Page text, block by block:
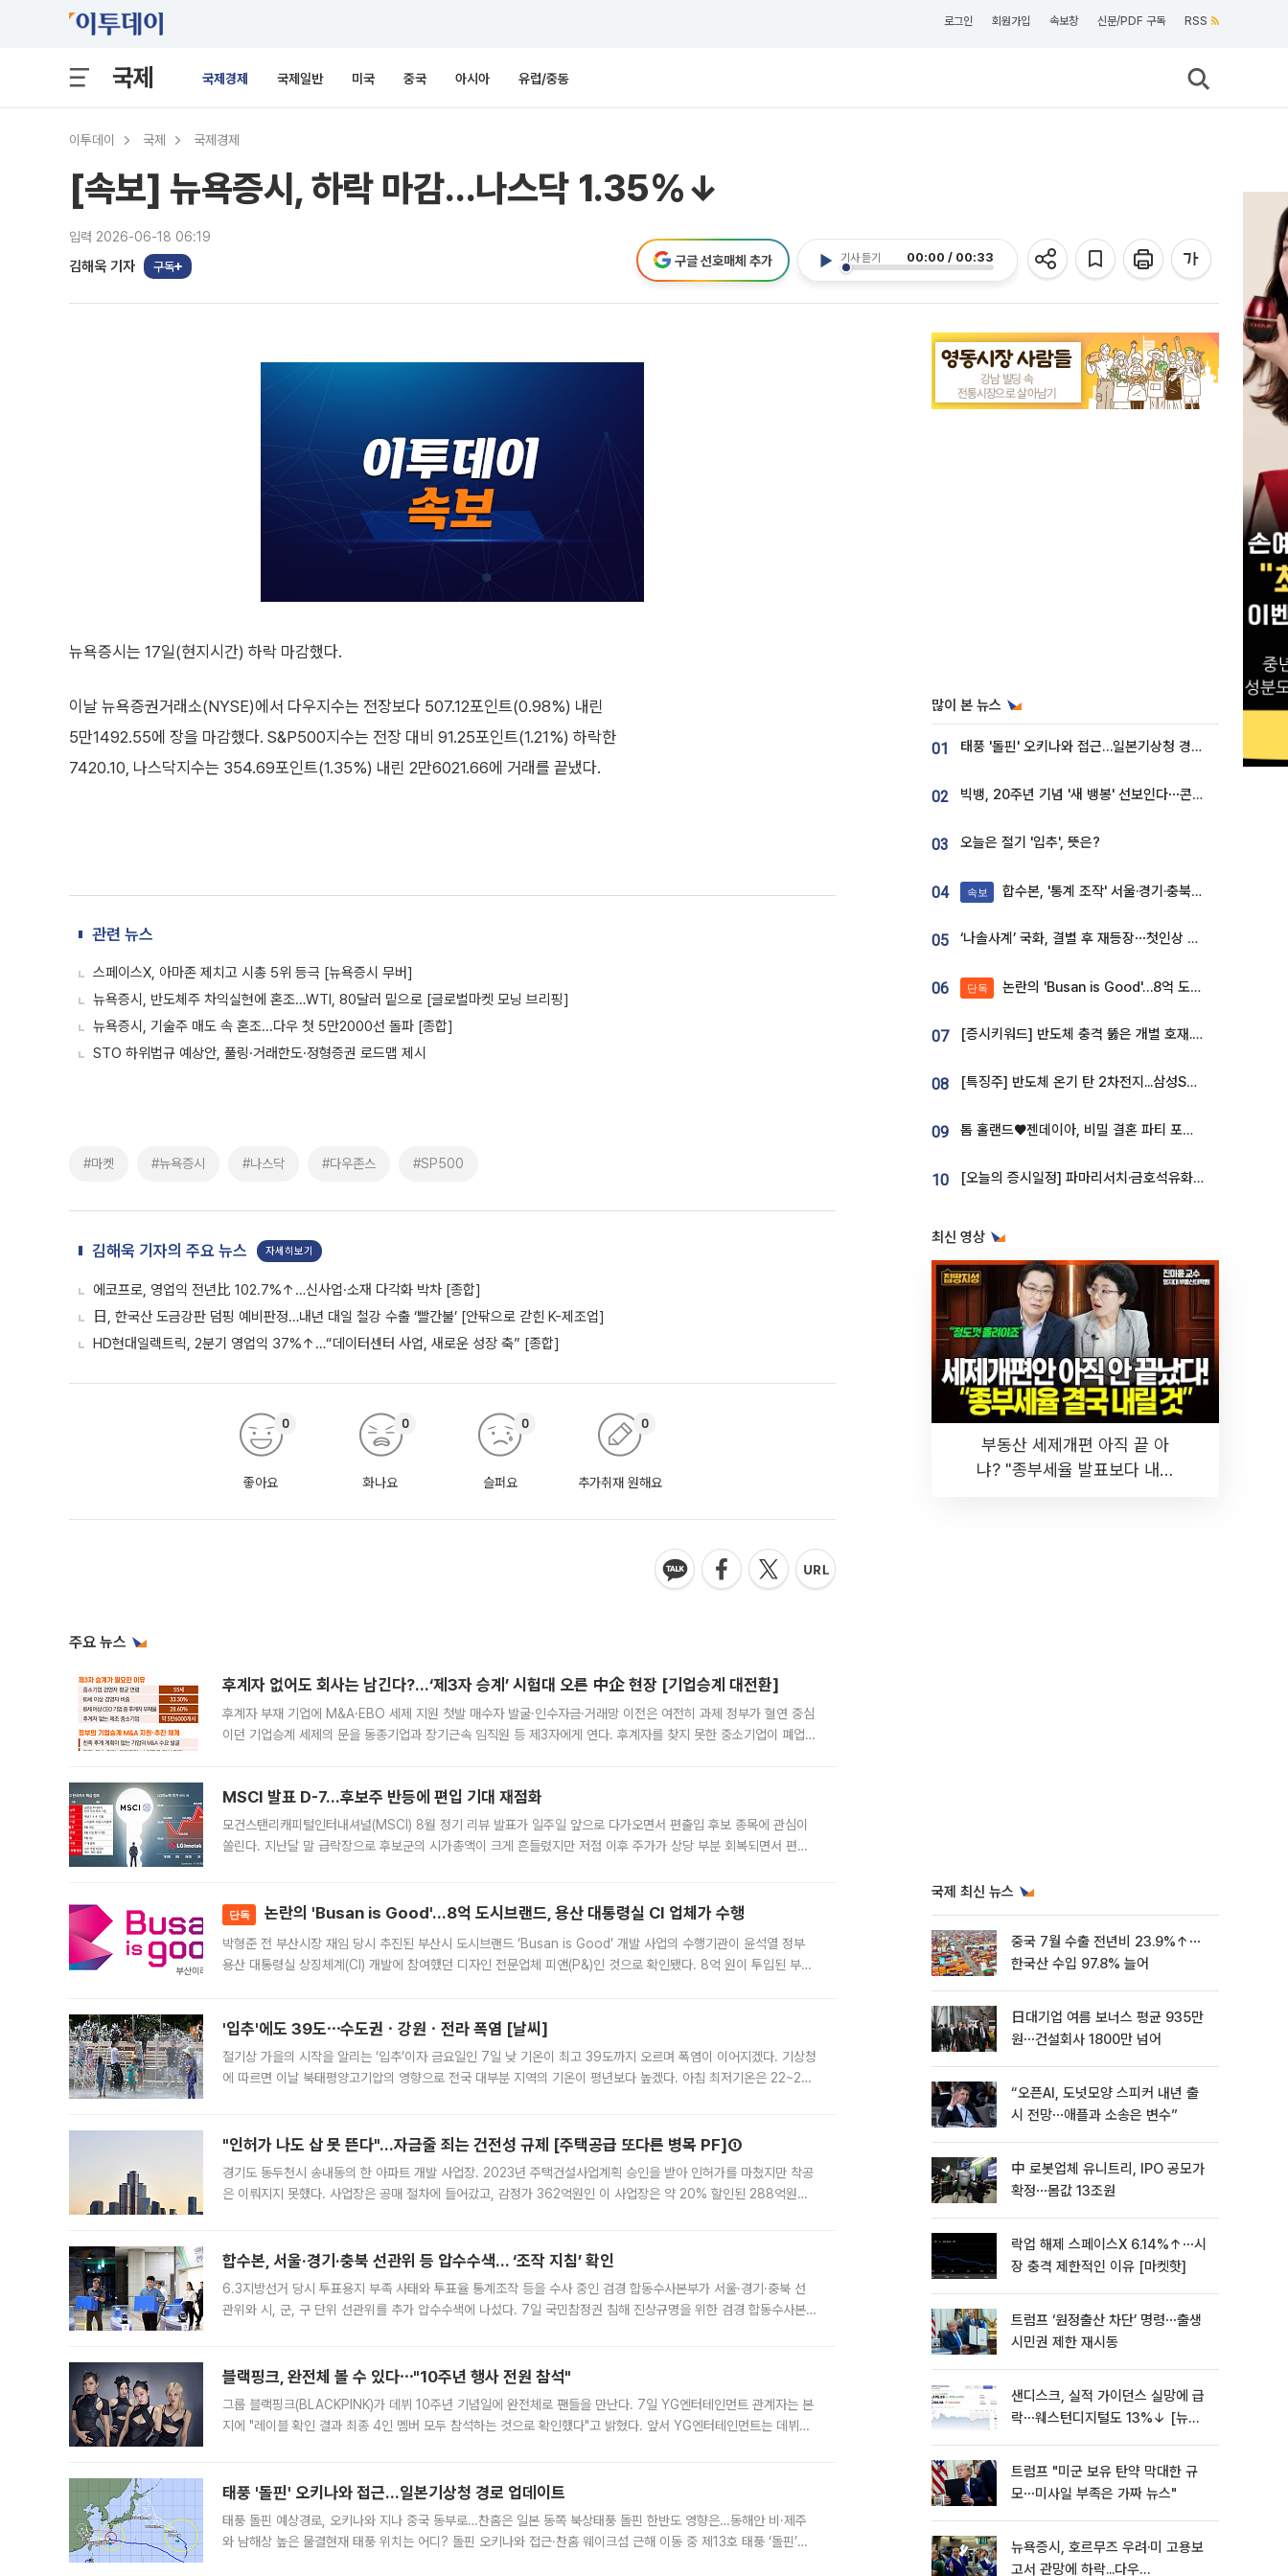
로그인 회원가입 속보창 신문/PDF 구독 RSS
국제 국제경제 국제일반 미국 중국 아시아 유럽/중동
이투데이 국제 국제경제
[속보] 뉴욕증시, 하락 마감…나스닥 1.35%↓
입력 2026-06-18 06:19
김해욱 기자 구독
기사 듣기 00:00 / 00:33
구글 선호매체 추가
뉴욕증시는 17일(현지시간) 하락 마감했다.
이날 뉴욕증권거래소(NYSE)에서 다우지수는 전장보다 507.12포인트(0.98%) 내린
5만1492.55에 장을 마감했다. S&P500지수는 전장 대비 91.25포인트(1.21%) 하락한
7420.10, 나스닥지수는 354.69포인트(1.35%) 내린 2만6021.66에 거래를 끝냈다.
관련 뉴스
스페이스X, 아마존 제치고 시총 5위 등극 [뉴욕증시 무버]
뉴욕증시, 반도체주 차익실현에 혼조…WTI, 80달러 밑으로 [글로벌마켓 모닝 브리핑]
뉴욕증시, 기술주 매도 속 혼조...다우 첫 5만2000선 돌파 [종합]
STO 하위법규 예상안, 풀링·거래한도·정형증권 로드맵 제시
#마켓 #뉴욕증시 #나스닥 #다우존스 #SP500
김해욱 기자의 주요 뉴스 자세히보기
에코프로, 영업익 전년比 102.7%↑…신사업·소재 다각화 박차 [종합]
日, 한국산 도금강판 덤핑 예비판정…내년 대일 철강 수출 ‘빨간불’ [안팎으로 갇힌 K-제조업]
HD현대일렉트릭, 2분기 영업익 37%↑…“데이터센터 사업, 새로운 성장 축” [종합]
좋아요
0
화나요
0
슬퍼요
0
추가취재 원해요
0
주요 뉴스
후계자 없어도 회사는 남긴다?…‘제3자 승계’ 시험대 오른 中企 현장 [기업승계 대전환]
후계자 부재 기업에 M&A·EBO 세제 지원 첫발 매수자 발굴·인수자금·거래망 이전은 여전히 과제 정부가 혈연 중심
이던 기업승계 세제의 문을 동종기업과 장기근속 임직원 등 제3자에게 연다. 후계자를 찾지 못한 중소기업이 폐업
MSCI 발표 D-7…후보주 반등에 편입 기대 재점화
모건스탠리캐피털인터내셔널(MSCI) 8월 정기 리뷰 발표가 일주일 앞으로 다가오면서 편출입 후보 종목에 관심이
쏠린다. 지난달 말 급락장으로 후보군의 시가총액이 크게 흔들렸지만 저점 이후 주가가 상당 부분 회복되면서 편입
단독 논란의 'Busan is Good'…8억 도시브랜드, 용산 대통령실 CI 업체가 수행
박형준 전 부산시장 재임 당시 추진된 부산시 도시브랜드 ‘Busan is Good’ 개발 사업의 수행기관이 윤석열 정부
용산 대통령실 상징체계(CI) 개발에 참여했던 디자인 전문업체 피앤(P&)인 것으로 확인됐다. 8억 원이 투입된 부산
'입추'에도 39도⋯수도권ㆍ강원ㆍ전라 폭염 [날씨]
절기상 가을의 시작을 알리는 ‘입추’이자 금요일인 7일 낮 기온이 최고 39도까지 오르며 폭염이 이어지겠다. 기상청
에 따르면 이날 북태평양고기압의 영향으로 전국 대부분 지역의 기온이 평년보다 높겠다. 아침 최저기온은 22~27
"인허가 나도 삽 못 뜬다"…자금줄 죄는 건전성 규제 [주택공급 또다른 병목 PF]①
경기도 동두천시 송내동의 한 아파트 개발 사업장. 2023년 주택건설사업계획 승인을 받아 인허가를 마쳤지만 착공
은 이뤄지지 못했다. 사업장은 공매 절차에 들어갔고, 감정가 362억원인 이 사업장은 약 20% 할인된 288억원에
합수본, 서울·경기·충북 선관위 등 압수수색… ‘조작 지침’ 확인
6.3지방선거 당시 투표용지 부족 사태와 투표율 통계조작 등을 수사 중인 검경 합동수사본부가 서울·경기·충북 선
관위와 시, 군, 구 단위 선관위를 추가 압수수색에 나섰다. 7일 국민참정권 침해 진상규명을 위한 검경 합동수사본
블랙핑크, 완전체 볼 수 있다⋯"10주년 행사 전원 참석"
그룹 블랙핑크(BLACKPINK)가 데뷔 10주년 기념일에 완전체로 팬들을 만난다. 7일 YG엔터테인먼트 관계자는 본
지에 "레이블 확인 결과 최종 4인 멤버 모두 참석하는 것으로 확인했다"고 밝혔다. 앞서 YG엔터테인먼트는 데뷔
태풍 '돌핀' 오키나와 접근…일본기상청 경로 업데이트
태풍 돌핀 예상경로, 오키나와 지나 중국 동부로…찬홈은 일본 동쪽 북상태풍 돌핀 한반도 영향은…동해안 비·제주
와 남해상 높은 물결현재 태풍 위치는 어디? 돌핀 오키나와 접근·찬홈 웨이크섬 근해 이동 중 제13호 태풍 ‘돌핀’이
많이 본 뉴스
01 태풍 '돌핀' 오키나와 접근…일본기상청 경로 업데이트
02 빅뱅, 20주년 기념 '새 뱅봉' 선보인다⋯콘서트 앞두고 팝업 개최
03 오늘은 절기 '입추', 뜻은?
04 속보 합수본, '통계 조작' 서울·경기·충북 선관위 등 추가 압수수색
05 ‘나솔사계’ 국화, 결별 후 재등장⋯첫인상 투표 휩쓸고 ‘인기녀’ 등극
06 단독 논란의 'Busan is Good'…8억 도시브랜드, 용산 대통령실 CI 업체가 수행
07 [증시키워드] 반도체 충격 뚫은 개별 호재...포스코퓨처엠·에코프로·한화솔루션 '눈길'
08 [특징주] 반도체 온기 탄 2차전지...삼성SDI, 장 초반 7% 넘게 껑충
09 톰 홀랜드♥젠데이아, 비밀 결혼 파티 포착⋯호텔 대관비만 9억
10 [오늘의 증시일정] 파마리서치·금호석유화학·코오롱인더·상상인증권 등
최신 영상
부동산 세제개편 아직 끝 아
냐? "종부세율 발표보다 내릴
국제 최신 뉴스
중국 7월 수출 전년비 23.9%↑⋯
한국산 수입 97.8% 늘어
日대기업 여름 보너스 평균 935만
원⋯건설회사 1800만 넘어
“오픈AI, 도넛모양 스피커 내년 출
시 전망⋯애플과 소송은 변수”
中 로봇업체 유니트리, IPO 공모가
확정⋯몸값 13조원
락업 해제 스페이스X 6.14%↑⋯시
장 충격 제한적인 이유 [마켓핫]
트럼프 ‘원정출산 차단’ 명령⋯출생
시민권 제한 재시동
샌디스크, 실적 가이던스 실망에 급
락⋯웨스턴디지털도 13%↓ [뉴욕
트럼프 "미군 보유 탄약 막대한 규
모⋯미사일 부족은 가짜 뉴스"
뉴욕증시, 호르무즈 우려·미 고용보
고서 관망에 하락...다우